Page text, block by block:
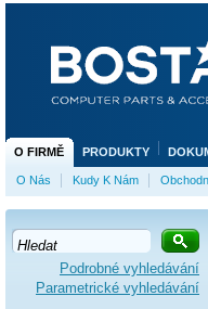
Podrobné vyhledávání
Parametrické vyhledávání
O FIRMĚ PRODUKTY
O Nás Kudy K Nám